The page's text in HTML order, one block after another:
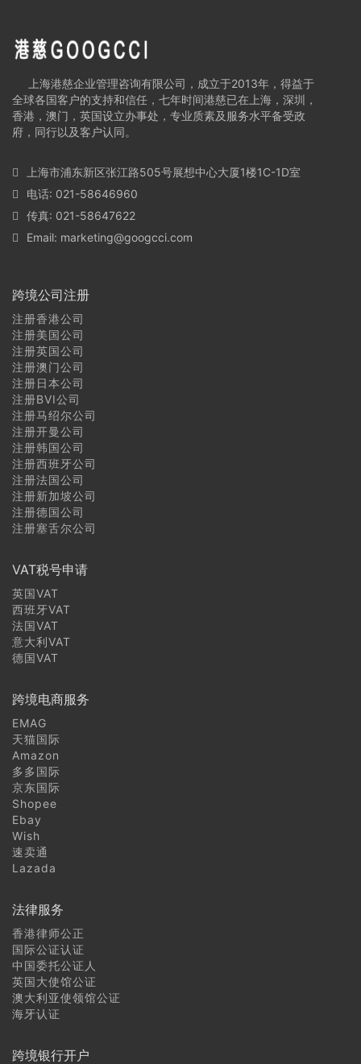
以上内容解释权归上海港慈企业管理咨询有限公司所有，如有疑问
上海港慈企业管理咨询有限公司，成立于2013年，得益于
全球各国客户的支持和信任，七年时间港慈已在上海，深圳，
香港，澳门，英国设立办事处，专业质素及服务水平备受政
府，同行以及客户认同。
上海市浦东新区张江路505号展想中心大厦1楼1C-1D室
电话: 021-58646960
传真: 021-58647622
Email: marketing@googcci.com
跨境公司注册
注册香港公司
注册美国公司
注册英国公司
注册澳门公司
注册日本公司
注册BVI公司
注册马绍尔公司
注册开曼公司
注册韩国公司
注册西班牙公司
注册法国公司
注册新加坡公司
注册德国公司
注册塞舌尔公司
VAT税号申请
英国VAT
西班牙VAT
法国VAT
意大利VAT
德国VAT
跨境电商服务
EMAG
天猫国际
Amazon
多多国际
京东国际
Shopee
Ebay
Wish
速卖通
Lazada
法律服务
香港律师公正
国际公证认证
中国委托公证人
英国大使馆公证
澳大利亚使领馆公证
海牙认证
跨境银行开户